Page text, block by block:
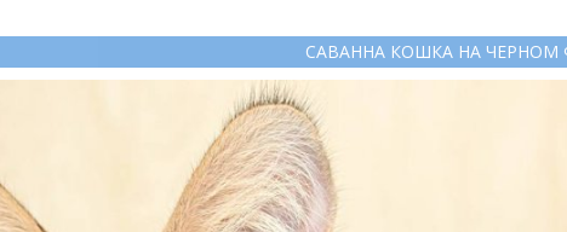
САВАННА КОШКА НА ЧЕРНОМ